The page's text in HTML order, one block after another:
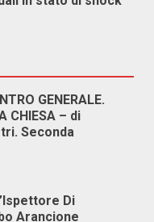
GENERALE.
CHIESA – di
Seconda
Di
Arancione